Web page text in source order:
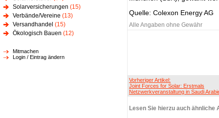
Solarversicherungen (15)
Verbände/Vereine (13)
Versandhandel (15)
Ökologisch Bauen (12)
Mitmachen
Login / Eintrag ändern
Quelle: Colexon Energy AG
Alle Angaben ohne Gewähr
Vorheriger Artikel:
Joint Forces for Solar: Erstmals
Netzwerkveranstaltung in Saudi
Lesen Sie hierzu auch ähnliche